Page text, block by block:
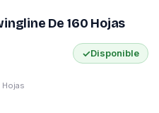
De 160 Hojas
✓Disponible
Hojas